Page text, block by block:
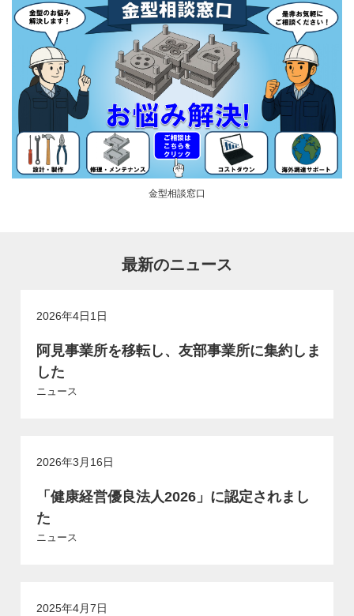
金型相談窓口
最新のニュース
2026年4日1日
阿見事業所を移転し、友部事業所に集約しま
した
ニュース
2026年3月16日
「健康経営優良法人2026」に認定されまし
た
ニュース
2025年4月7日